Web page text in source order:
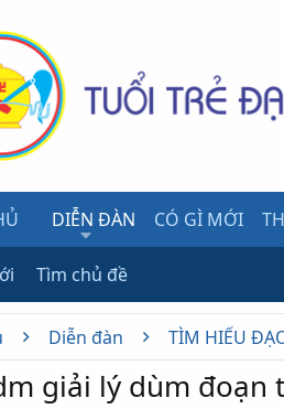
DIỄN ĐÀN CÓ GÌ MỚI
Tìm chủ đề
Diễn đàn TÌM HIỂU
giải lý dùm đoạn